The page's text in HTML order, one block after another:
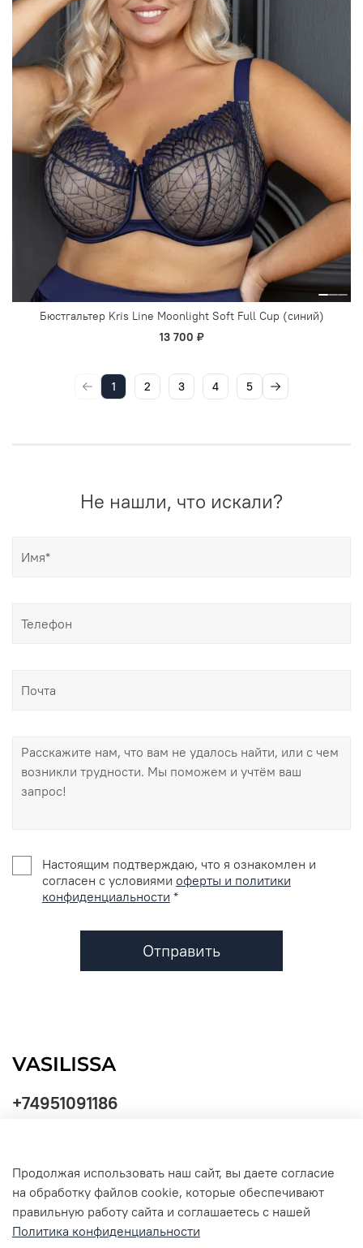
Бюстгальтер Kris Line Moonlight Soft Full Cup (синий)
13 700 ₽
1 2 3 4 5
Не нашли, что искали?
Настоящим подтверждаю, что я ознакомлен и
согласен с условиями оферты и политики
конфиденциальности *
Отправить
+74951091186
Продолжая использовать наш сайт, вы даете согласие
на обработку файлов cookie, которые обеспечивают
правильную работу сайта и соглашаетесь с нашей
Политика конфиденциальности
обработки